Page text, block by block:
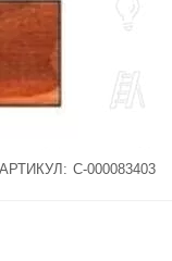
АРТИКУЛ: С-000083403